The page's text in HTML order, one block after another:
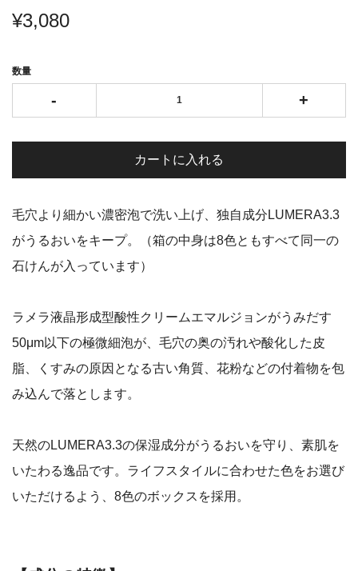
¥3,080
数量
- +
カートに入れる
毛穴より細かい濃密泡で洗い上げ、独自成分LUMERA3.3
がうるおいをキープ。
（箱の中身は8色ともすべて同一の
石けんが入っています）
ラメラ液晶形成型酸性クリームエマルジョンがうみだす
50μm以下の極微細泡が、毛穴の奥の汚れや酸化した皮
脂、くすみの原因となる古い角質、花粉などの付着物を包
み込んで落とします。
天然のLUMERA3.3の保湿成分がうるおいを守り、素肌を
いたわる逸品です。 ライフスタイルに合わせた色をお選び
いただけるよう、8色のボックスを採用。